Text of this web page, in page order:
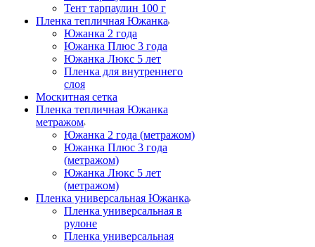
Тент тарпаулин 100 г
Пленка тепличная Южанка
Южанка 2 года
Южанка Плюс 3 года
Южанка Люкс 5 лет
Пленка для внутреннего
слоя
Москитная сетка
Пленка тепличная Южанка
метражом
Южанка 2 года (метражом)
Южанка Плюс 3 года
(метражом)
Южанка Люкс 5 лет
(метражом)
Пленка универсальная Южанка
Пленка универсальная в
рулоне
Пленка универсальная